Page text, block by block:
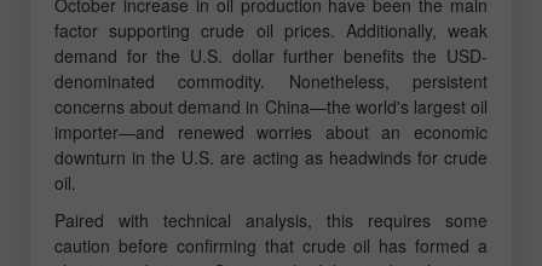
factor supporting crude oil prices. Additionally, weak
demand for the U.S. dollar further benefits the USD-
denominated commodity. Nonetheless, persistent
concerns about demand in China—the world's largest oil
importer—and renewed worries about an economic
downturn in the U.S. are acting as headwinds for crude
oil.
Paired with technical analysis, this requires some
caution before confirming that crude oil has formed a